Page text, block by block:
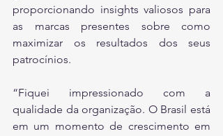
proporcionando insights valiosos para
as marcas presentes sobre como
maximizar os resultados dos seus
patrocínios.
“Fiquei impressionado com a
qualidade da organização. O Brasil está
em um momento de crescimento em